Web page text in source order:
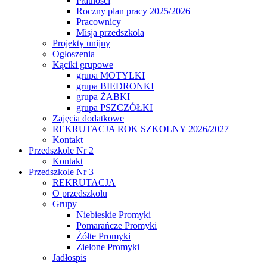
Roczny plan pracy 2025/2026
Pracownicy
Misja przedszkola
Projekty unijny
Ogłoszenia
Kąciki grupowe
grupa MOTYLKI
grupa BIEDRONKI
grupa ŻABKI
grupa PSZCZÓŁKI
Zajęcia dodatkowe
REKRUTACJA ROK SZKOLNY 2026/2027
Kontakt
Przedszkole Nr 2
Kontakt
Przedszkole Nr 3
REKRUTACJA
O przedszkolu
Grupy
Niebieskie Promyki
Pomarańcze Promyki
Żółte Promyki
Zielone Promyki
Jadłospis